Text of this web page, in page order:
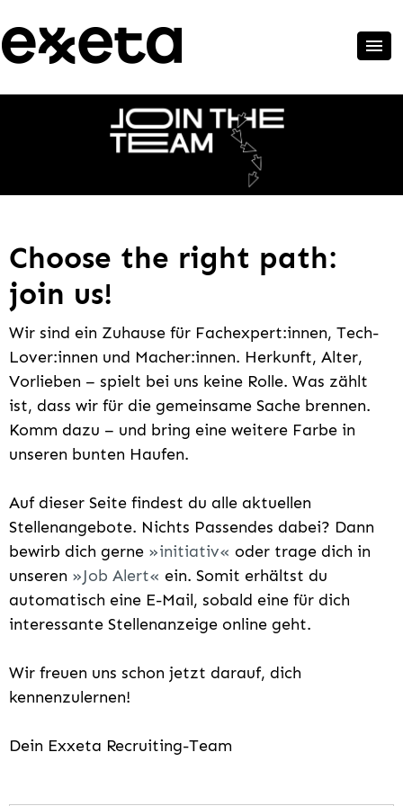
Choose the right path:
join us!
Wir sind ein Zuhause für Fachexpert:innen, Tech-
Lover:innen und Macher:innen. Herkunft, Alter,
Vorlieben – spielt bei uns keine Rolle. Was zählt
ist, dass wir für die gemeinsame Sache brennen.
Komm dazu – und bring eine weitere Farbe in
unseren bunten Haufen.
Auf dieser Seite findest du alle aktuellen
Stellenangebote. Nichts Passendes dabei? Dann
bewirb dich gerne
initiativ
oder trage dich in
unseren
Job Alert
ein. Somit erhältst du
automatisch eine E-Mail, sobald eine für dich
interessante Stellenanzeige online geht.
Wir freuen uns schon jetzt darauf, dich
kennenzulernen!
Dein Exxeta Recruiting-Team